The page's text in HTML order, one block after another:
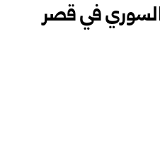
السوري في قصر